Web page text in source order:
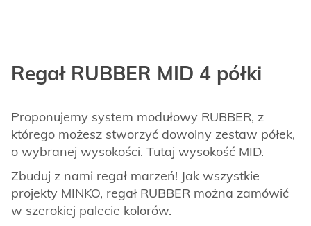
Regał RUBBER MID 4 półki
Proponujemy system modułowy RUBBER, z
którego możesz stworzyć dowolny zestaw półek,
o wybranej wysokości. Tutaj wysokość MID.
Zbuduj z nami regał marzeń! Jak wszystkie
projekty MINKO, regał RUBBER można zamówić
w szerokiej palecie kolorów.